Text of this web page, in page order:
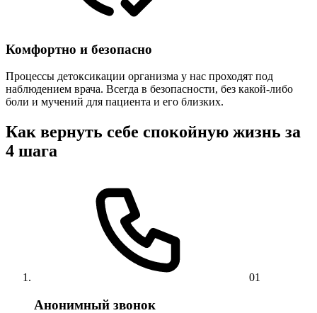
Комфортно и безопасно
Процессы детоксикации организма у нас проходят под
наблюдением врача. Всегда в безопасности, без какой-либо
боли и мучений для пациента и его близких.
Как вернуть себе спокойную жизнь за
4 шага
01
Анонимный звонок